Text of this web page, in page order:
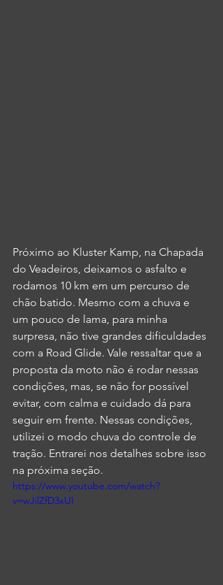
Próximo ao Kluster Kamp, na Chapada
do Veadeiros, deixamos o asfalto e
rodamos 10 km em um percurso de
chão batido. Mesmo com a chuva e
um pouco de lama, para minha
surpresa, não tive grandes dificuldades
com a Road Glide. Vale ressaltar que a
proposta da moto não é rodar nessas
condições, mas, se não for possível
evitar, com calma e cuidado dá para
seguir em frente. Nessas condições,
utilizei o modo chuva do controle de
tração. Entrarei nos detalhes sobre isso
na próxima seção.
https://www.youtube.com/watch?
v=wJilZfD3xUI